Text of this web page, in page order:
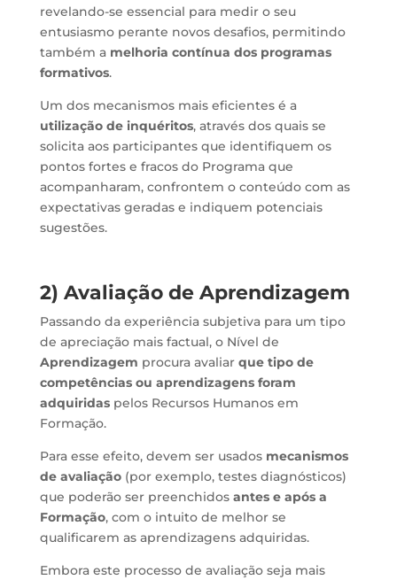
revelando-se essencial para medir o seu
entusiasmo perante novos desafios, permitindo
também a melhoria contínua dos programas
formativos.
Um dos mecanismos mais eficientes é a
utilização de inquéritos, através dos quais se
solicita aos participantes que identifiquem os
pontos fortes e fracos do Programa que
acompanharam, confrontem o conteúdo com as
expectativas geradas e indiquem potenciais
sugestões.
2) Avaliação de Aprendizagem
Passando da experiência subjetiva para um tipo
de apreciação mais factual, o Nível de
Aprendizagem procura avaliar que tipo de
competências ou aprendizagens foram
adquiridaspelos Recursos Humanos em
Formação.
Para esse efeito, devem ser usados mecanismos
de avaliação(por exemplo, testes diagnósticos)
que poderão ser preenchidos antes e após a
Formação, com o intuito de melhor se
qualificarem as aprendizagens adquiridas.
Embora este processo de avaliação seja mais